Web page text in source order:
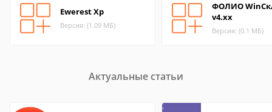
Ewerest Xp
Версия: (1.09 МБ)
ФОЛИО
v4.хх
Версия: (0.1 МБ)
Актуальные статьи